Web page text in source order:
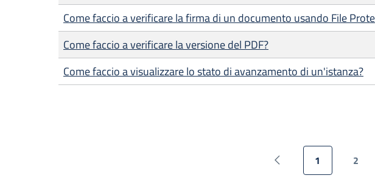
Come faccio a verificare la firma di un documento usando File
Come faccio a verificare la versione del PDF?
Come faccio a visualizzare lo stato di avanzamento di un'istanza?
Pagina precedente
Pagina attuale
1 2